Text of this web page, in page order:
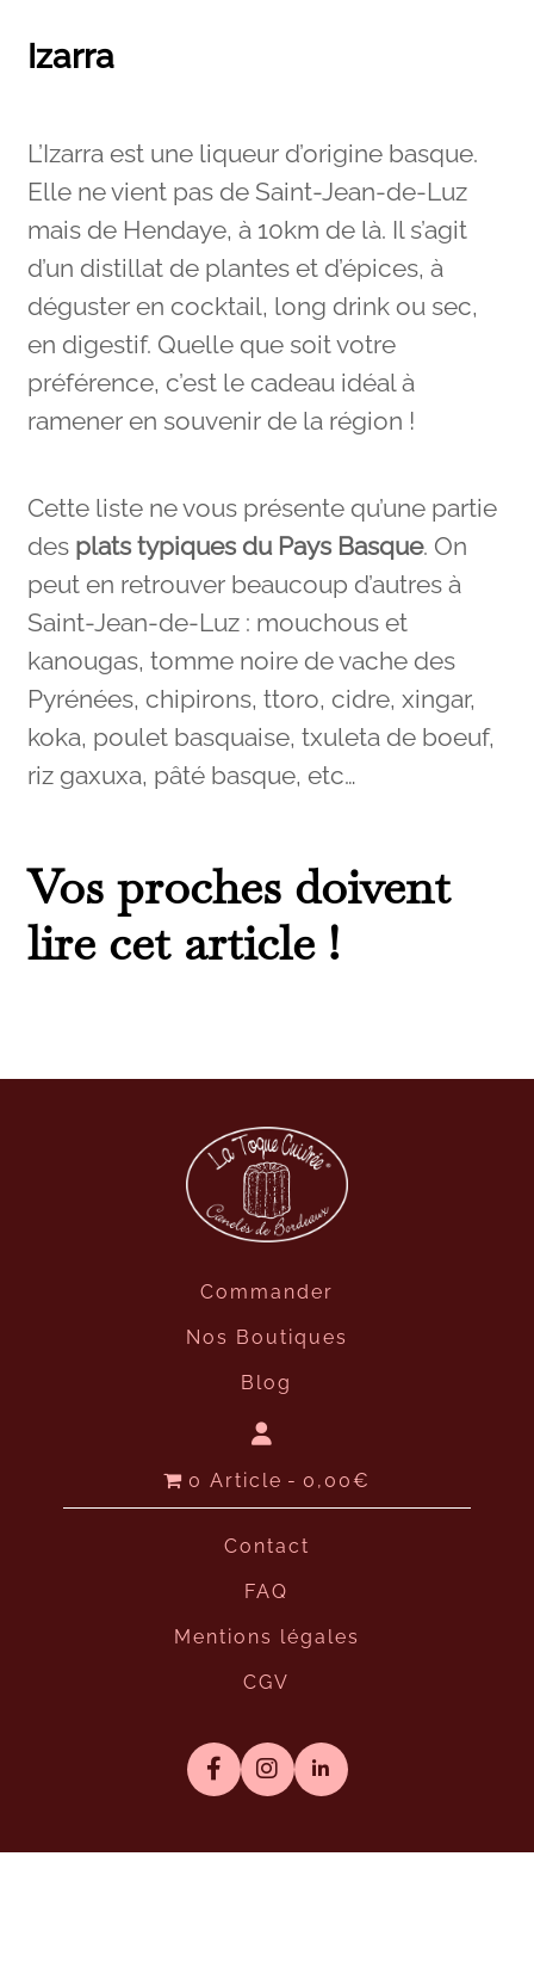
Izarra
L’Izarra est une liqueur d’origine basque.
Elle ne vient pas de Saint-Jean-de-Luz
mais de Hendaye, à 10km de là. Il s’agit
d’un distillat de plantes et d’épices, à
déguster en cocktail, long drink ou sec,
en digestif. Quelle que soit votre
préférence, c’est le cadeau idéal à
ramener en souvenir de la région !
Cette liste ne vous présente qu’une partie
des plats typiques du Pays Basque. On
peut en retrouver beaucoup d’autres à
Saint-Jean-de-Luz : mouchous et
kanougas, tomme noire de vache des
Pyrénées, chipirons, ttoro, cidre, xingar,
koka, poulet basquaise, txuleta de boeuf,
riz gaxuxa, pâté basque, etc…
Vos proches doivent
lire cet article !
Commander
Nos Boutiques
Blog
0 Article 0,00€
Contact
FAQ
Mentions légales
CGV